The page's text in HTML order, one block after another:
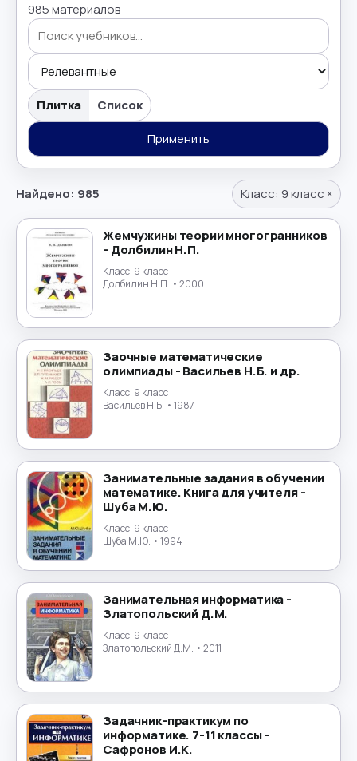
Естествознание →
Иностранные языки
→
Испанский язык →
История
История России
Итальянский язык →
Китайский язык
Культурология
Латинский язык →
Литература →
Литературное чтение
Маркетинг
Математика
Менеджмент
Музыка
Налогообложение
Немецкий язык
985 материалов
Поиск учебников
Плитка
Список
Применить
Найдено: 985 Класс: 9 класс ×
Жемчужины теории многогранников
- Долбилин Н.П.
Класс: 9 класс
Долбилин Н.П. • 2000
Заочные математические
олимпиады - Васильев Н.Б. и др.
Класс: 9 класс
Васильев Н.Б. • 1987
Занимательные задания в обучении
математике. Книга для учителя -
Шуба М.Ю.
Класс: 9 класс
Шуба М.Ю. • 1994
Занимательная информатика -
Златопольский Д.М.
Класс: 9 класс
Златопольский Д.М. • 2011
Задачник-практикум по
информатике. 7-11 классы -
Сафронов И.К.